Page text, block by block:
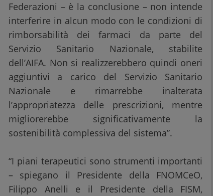
Federazioni – è la conclusione – non intende
interferire in alcun modo con le condizioni di
rimborsabilità dei farmaci da parte del
Servizio Sanitario Nazionale, stabilite
dell’AIFA. Non si realizzerebbero quindi oneri
aggiuntivi a carico del Servizio Sanitario
Nazionale e rimarrebbe inalterata
l’appropriatezza delle prescrizioni, mentre
migliorerebbe significativamente la
sostenibilità complessiva del sistema”.
“I piani terapeutici sono strumenti importanti
– spiegano il Presidente della FNOMCeO,
Filippo Anelli e il Presidente della FISM,